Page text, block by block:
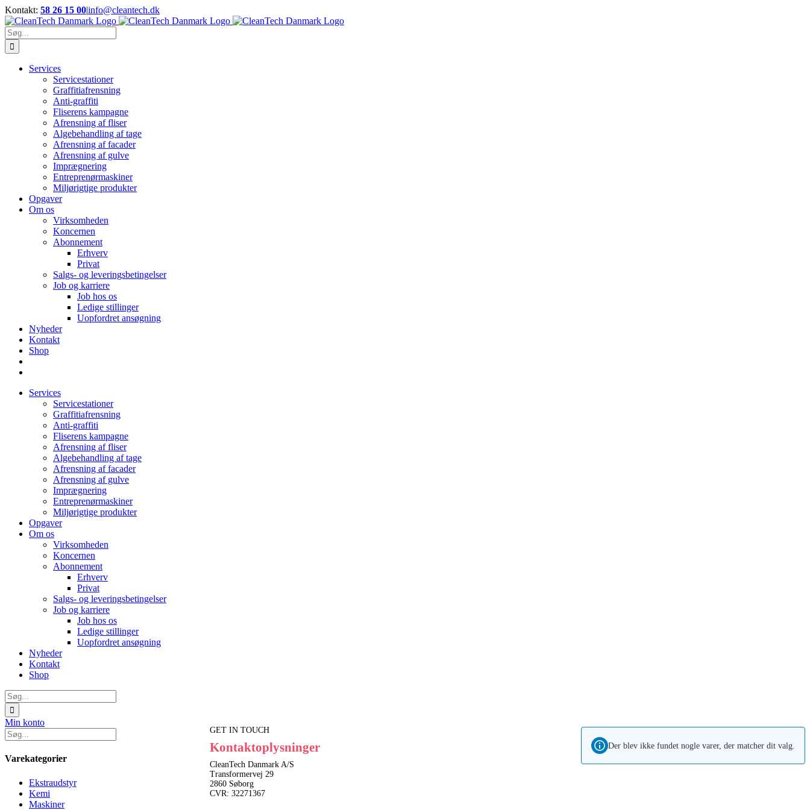
Skip
to
content
Kontakt: 58 26 15 00|info@cleantech.dk
Facebook
LinkedIn
YouTube
Søg
efter:
Services
Servicestationer
Graffitiafrensning
Anti-graffiti
Fliserens kampagne
Afrensning af fliser
Algebehandling af tage
Afrensning af facader
Afrensning af gulve
Imprægnering
Entreprenørmaskiner
Miljørigtige produkter
Opgaver
Om os
Virksomheden
Koncernen
Abonnement
Erhverv
Privat
Salgs- og leveringsbetingelser
Job og karriere
Job hos os
Ledige stillinger
Uopfordret ansøgning
Nyheder
Kontakt
Shop
Services
Servicestationer
Graffitiafrensning
Anti-graffiti
Fliserens kampagne
Afrensning af fliser
Algebehandling af tage
Afrensning af facader
Afrensning af gulve
Imprægnering
Entreprenørmaskiner
Miljørigtige produkter
Opgaver
Om os
Virksomheden
Koncernen
Abonnement
Erhverv
Privat
Salgs- og leveringsbetingelser
Job og karriere
Job hos os
Ledige stillinger
Uopfordret ansøgning
Nyheder
Kontakt
Shop
Søg
efter:
Der blev ikke fundet nogle varer, der matcher dit valg.
Min konto
Varekategorier
Ekstraudstyr
Kemi
Maskiner
GET IN TOUCH
Kontaktoplysninger
CleanTech Danmark A/S
Transformervej 29
2860 Søborg
CVR: 32271367